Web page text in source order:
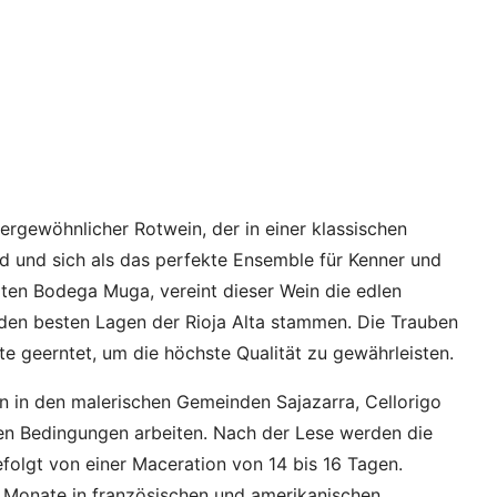
Rotwein, der in einer klassischen
sich als das perfekte Ensemble für Kenner und
Bodega Muga, vereint dieser Wein die edlen
besten Lagen der Rioja Alta stammen. Die Trauben
geerntet, um die höchste Qualität zu gewährleisten.
den malerischen Gemeinden Sajazarra, Cellorigo
Bedingungen arbeiten. Nach der Lese werden die
von einer Maceration von 14 bis 16 Tagen.